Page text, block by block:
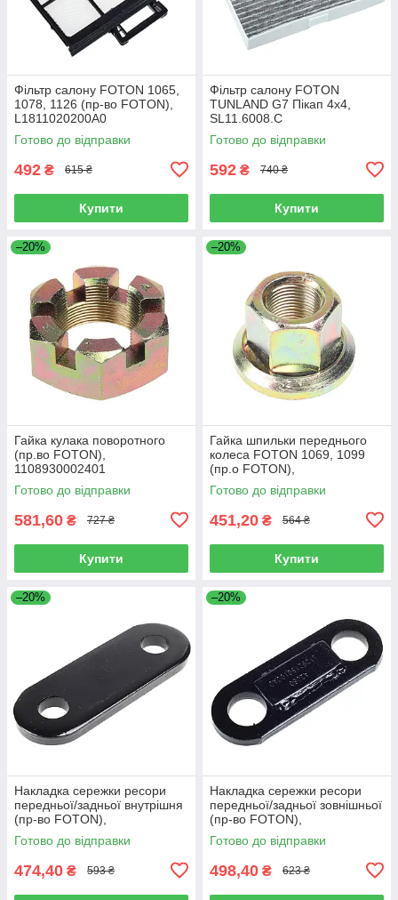
Фільтр салону FOTON 1065,
1078, 1126 (пр-во FOTON),
L1811020200A0
Готово до відправки
492 ₴ 615 ₴
Купити
Фільтр салону FOTON
TUNLAND G7 Пікап 4х4,
SL11.6008.C
Готово до відправки
592 ₴ 740 ₴
Купити
–20%
Гайка кулака поворотного
(пр.во FOTON),
1108930002401
Готово до відправки
581,60 ₴ 727 ₴
Купити
–20%
Гайка шпильки переднього
колеса FOTON 1069, 1099
(пр.о FOTON),
1106930003404
Готово до відправки
451,20 ₴ 564 ₴
Купити
–20%
Накладка сережки ресори
передньої/задньої внутрішня
(пр-во FOTON),
L1292150200A0
Готово до відправки
474,40 ₴ 593 ₴
–20%
Накладка сережки ресори
передньої/задньої зовнішньої
(пр-во FOTON),
L1292150100A0
Готово до відправки
498,40 ₴ 623 ₴